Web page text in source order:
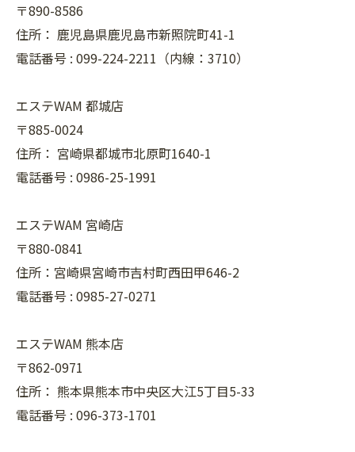
〒890-8586
住所： 鹿児島県鹿児島市新照院町41-1
電話番号 : 099-224-2211（内線：3710）
エステWAM 都城店
〒885-0024
住所： 宮崎県都城市北原町1640-1
電話番号 : 0986-25-1991
エステWAM 宮崎店
〒880-0841
住所：宮崎県宮崎市吉村町西田甲646-2
電話番号 : 0985-27-0271
エステWAM 熊本店
〒862-0971
住所： 熊本県熊本市中央区大江5丁目5-33
電話番号 : 096-373-1701